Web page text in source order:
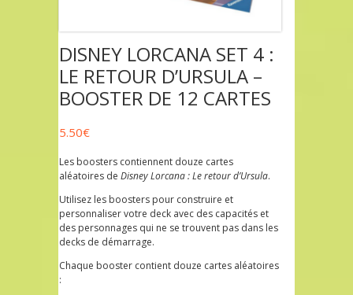
DISNEY LORCANA SET 4 :
LE RETOUR D’URSULA –
BOOSTER DE 12 CARTES
5.50€
Les boosters contiennent douze cartes
aléatoires de Disney Lorcana : Le retour d’Ursula.
Utilisez les boosters pour construire et
personnaliser votre deck avec des capacités et
des personnages qui ne se trouvent pas dans les
decks de démarrage.
Chaque booster contient douze cartes aléatoires
: